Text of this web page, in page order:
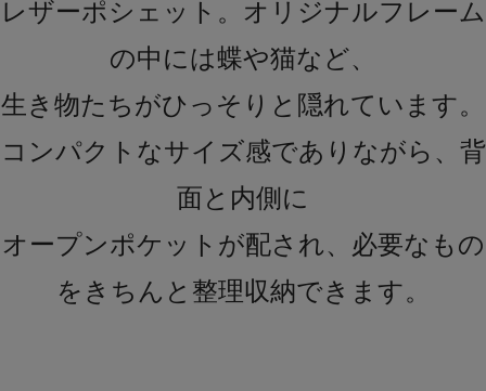
レザーポシェット。オリジナルフレーム
の中には蝶や猫など、
生き物たちがひっそりと隠れています。
コンパクトなサイズ感でありながら、背
面と内側に
オープンポケットが配され、必要なもの
をきちんと整理収納できます。